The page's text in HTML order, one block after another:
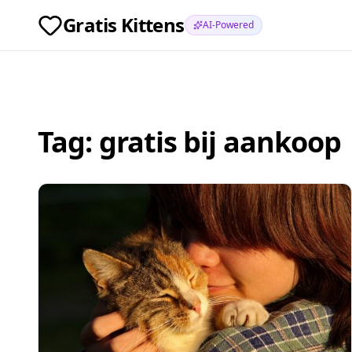
Gratis Kittens AI-Powered
Tag: gratis bij aankoop